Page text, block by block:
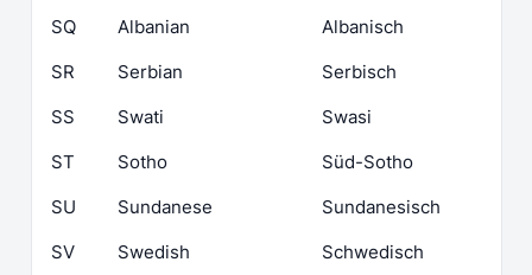
SQ
Albanian
Albanisch
SR
Serbian
Serbisch
SS
Swati
Swasi
ST
Sotho
Süd-Sotho
SU
Sundanese
Sundanesisch
SV
Swedish
Schwedisch